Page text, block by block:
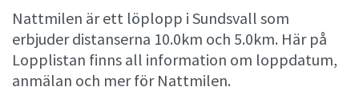
Nattmilen är ett löplopp i Sundsvall som
erbjuder distanserna 10.0km och 5.0km. Här på
Lopplistan finns all information om loppdatum,
anmälan och mer för Nattmilen.